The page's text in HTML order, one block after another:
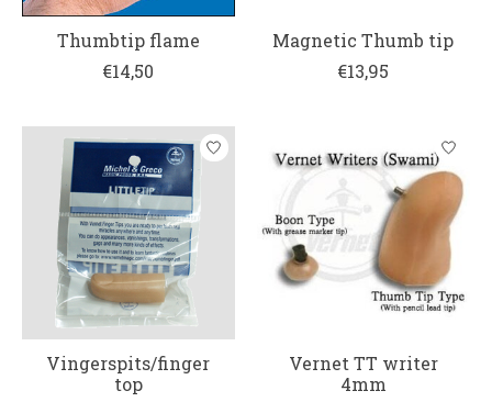
Thumbtip flame
€14,50
Magnetic Thumb tip
€13,95
Vingerspits/finger
top
Vernet TT writer
4mm